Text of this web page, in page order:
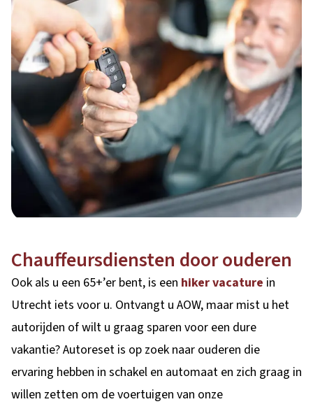
Chauffeursdiensten door ouderen
Ook als u een 65+’er bent, is een hiker vacature in
Utrecht iets voor u. Ontvangt u AOW, maar mist u het
autorijden of wilt u graag sparen voor een dure
vakantie? Autoreset is op zoek naar ouderen die
ervaring hebben in schakel en automaat en zich graag in
willen zetten om de voertuigen van onze